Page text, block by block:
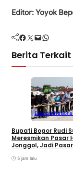
Editor: Yoyok
Facebook Twitter Mail WhatsApp
Berita Terkait
EkonomiNasional
Bupati Bogor Rudi
Meresmikan Pasar
Jonggol, Jadi
5 jam lalu